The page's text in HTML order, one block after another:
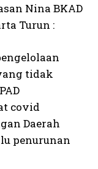
Nina BKAD
Turun :
tidak
covid
Daerah
penurunan